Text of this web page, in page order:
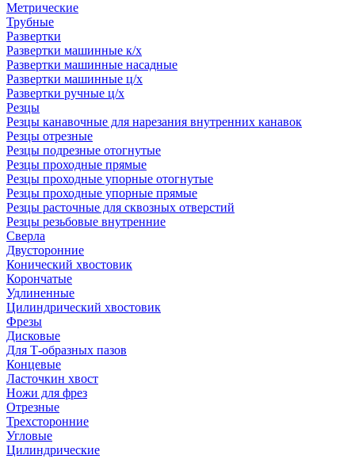
Метрические
Трубные
Развертки
Развертки машинные к/х
Развертки машинные насадные
Развертки машинные ц/х
Развертки ручные ц/х
Резцы
Резцы канавочные для нарезания внутренних канавок
Резцы отрезные
Резцы подрезные отогнутые
Резцы проходные прямые
Резцы проходные упорные отогнутые
Резцы проходные упорные прямые
Резцы расточные для сквозных отверстий
Резцы резьбовые внутренние
Сверла
Двусторонние
Конический хвостовик
Корончатые
Удлиненные
Цилиндрический хвостовик
Фрезы
Дисковые
Для Т-образных пазов
Концевые
Ласточкин хвост
Ножи для фрез
Отрезные
Трехсторонние
Угловые
Цилиндрические